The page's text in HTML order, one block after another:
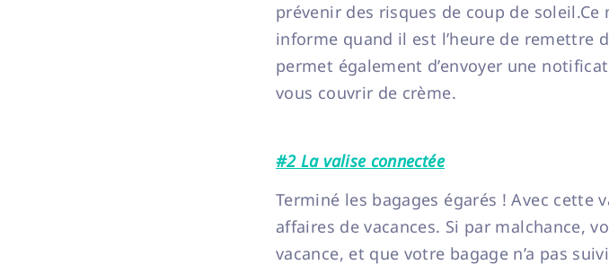
prévenir des risques de coup de
informe quand il est l’heure de remettre
permet également d’envoyer une
vous couvrir de crème.
#2 La valise connectée
Terminé les bagages égarés ! Avec cette
affaires de vacances. Si par malchance,
vacance, et que votre bagage n’a pas